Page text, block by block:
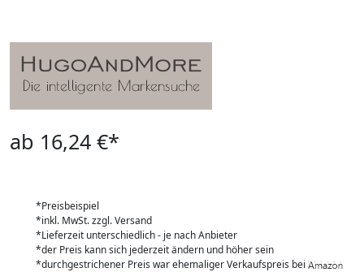
ab 16,24 €*
*Preisbeispiel
*inkl. MwSt. zzgl. Versand
*Lieferzeit unterschiedlich - je nach Anbieter
*der Preis kann sich jederzeit ändern und höher sein
*durchgestrichener Preis war ehemaliger Verkaufspreis bei